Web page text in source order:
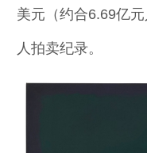
美元（约合6.69亿
人拍卖纪录。